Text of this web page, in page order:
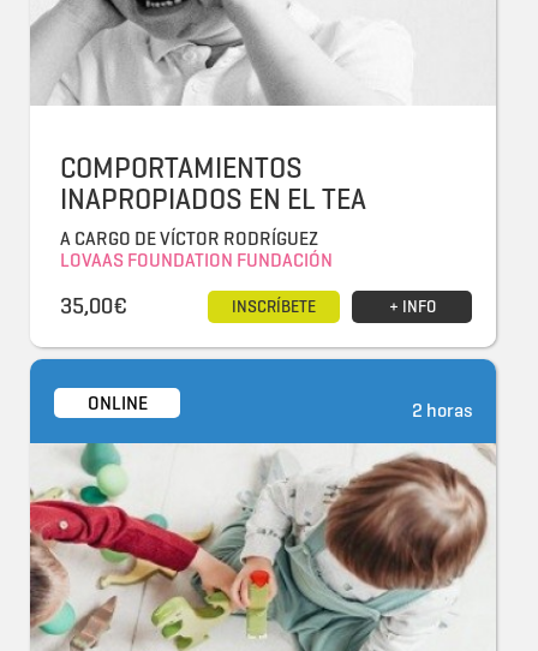
COMPORTAMIENTOS
INAPROPIADOS EN EL TEA
A CARGO DE VÍCTOR RODRÍGUEZ
LOVAAS FOUNDATION FUNDACIÓN
35,00€ + INFO
INSCRÍBETE
2 horas
ONLINE